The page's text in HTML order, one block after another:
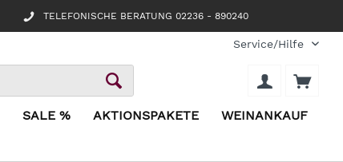
TELEFONISCHE BERATUNG 02236 - 890240
Service/Hilfe
SALE % AKTIONSPAKETE WEINANKAUF